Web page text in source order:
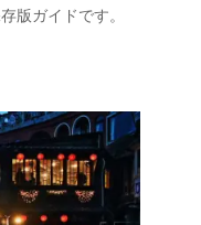
版ガイドです。